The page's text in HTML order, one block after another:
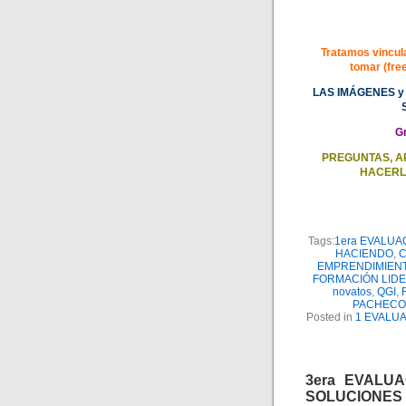
Tratamos
tomar
LAS IMÁGENES
PREGUNTAS,
Tags:1era
HACIENDO,
FORMACIÓN
novatos, QGI ,
PACHECO
Posted in 1
3era